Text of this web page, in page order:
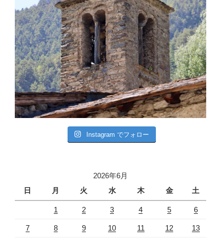
Instagram でフォロー
2026年6月
日
月 火 水 木 金 土
1 2 3 4 5 6
7 8 9 10 11 12 13